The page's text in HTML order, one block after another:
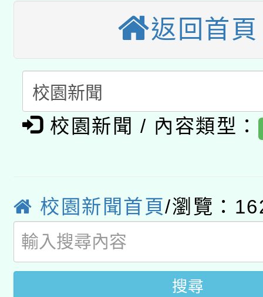
接種對象擴大為「滿6
接種之民眾」措施，延
月28日止
業技術研究院辦理「
動」
115年8月22日(星期六
桃園市孔廟祈福系列
開 智慧啟航」
2026年桃園地景藝術
「2026桃園藝術巡演
關事宜
轉知教育部國民及學前
國立臺灣師範大學辦
業成長研習」實施計畫
函轉國家教育研究院中
族教育國際趨勢與發展
新北市政府教育局辦理
師專業成長研習實施計
方素養工作坊新北場」
族語言臺北學習中心
「族語學習班」招生簡
轉知有關國立成功大學
文教學共融平台-教案
教育部國民及學前教育
年度COVID-19疫苗接
返回首頁
校園新聞 / 內容類型：
校園新聞首頁/瀏覽：
搜尋